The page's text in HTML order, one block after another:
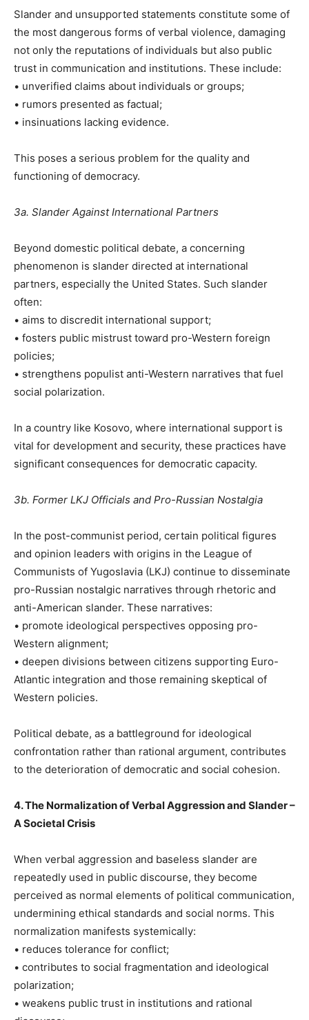
Slander and unsupported statements constitute some of
the most dangerous forms of verbal violence, damaging
not only the reputations of individuals but also public
trust in communication and institutions. These include:
• unverified claims about individuals or groups;
• rumors presented as factual;
• insinuations lacking evidence.
This poses a serious problem for the quality and
functioning of democracy.
3a. Slander Against International Partners
Beyond domestic political debate, a concerning
phenomenon is slander directed at international
partners, especially the United States. Such slander
often:
• aims to discredit international support;
• fosters public mistrust toward pro-Western foreign
policies;
• strengthens populist anti-Western narratives that fuel
social polarization.
In a country like Kosovo, where international support is
vital for development and security, these practices have
significant consequences for democratic capacity.
3b. Former LKJ Officials and Pro-Russian Nostalgia
In the post-communist period, certain political figures
and opinion leaders with origins in the League of
Communists of Yugoslavia (LKJ) continue to disseminate
pro-Russian nostalgic narratives through rhetoric and
anti-American slander. These narratives:
• promote ideological perspectives opposing pro-
Western alignment;
• deepen divisions between citizens supporting Euro-
Atlantic integration and those remaining skeptical of
Western policies.
Political debate, as a battleground for ideological
confrontation rather than rational argument, contributes
to the deterioration of democratic and social cohesion.
4. The Normalization of Verbal Aggression and Slander –
A Societal Crisis
When verbal aggression and baseless slander are
repeatedly used in public discourse, they become
perceived as normal elements of political communication,
undermining ethical standards and social norms. This
normalization manifests systemically:
• reduces tolerance for conflict;
• contributes to social fragmentation and ideological
polarization;
• weakens public trust in institutions and rational